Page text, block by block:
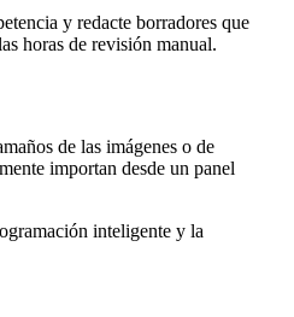
y redacte borradores que
horas de revisión manual.
de las imágenes o de
importan desde un panel
inteligente y la